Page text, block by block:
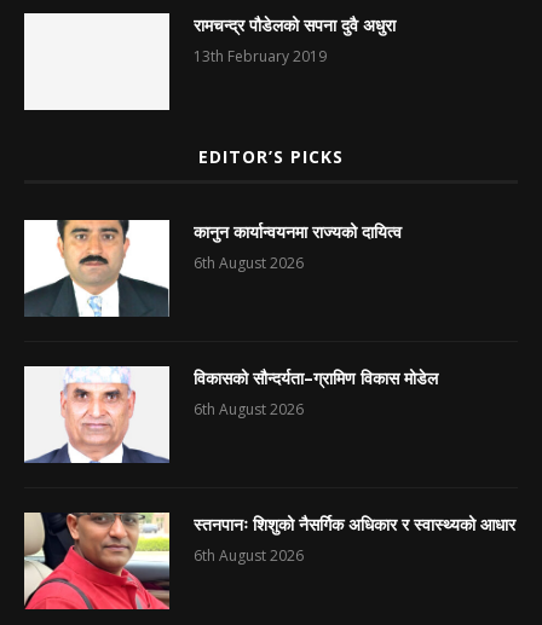
रामचन्द्र पौडेलको सपना दुवै अधुरा
13th February 2019
EDITOR’S PICKS
कानुन कार्यान्वयनमा राज्यको दायित्व
6th August 2026
विकासको सौन्दर्यता–ग्रामिण विकास मोडेल
6th August 2026
स्तनपानः शिशुको नैसर्गिक अधिकार र स्वास्थ्यको आधार
6th August 2026